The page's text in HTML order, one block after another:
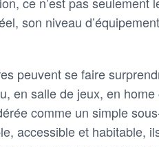
son niveau
peuvent se faire
en salle de jeux, en
comme un simple
accessible et habitable,